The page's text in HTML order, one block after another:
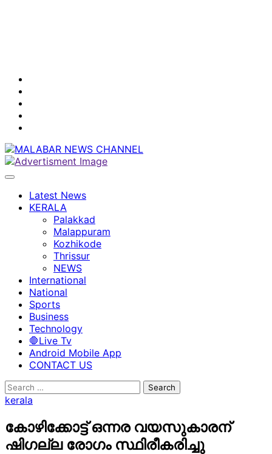
Latest News
KERALA
Palakkad
Malappuram
Kozhikode
Thrissur
NEWS
International
National
Sports
Business
Technology
🛑Live Tv
Android Mobile App
CONTACT US
Search
for:
kerala
കോഴിക്കോട്ട് ഒന്നര വയസുകാരന്
ഷിഗല്ല രോഗം സ്ഥിരീകരിച്ചു